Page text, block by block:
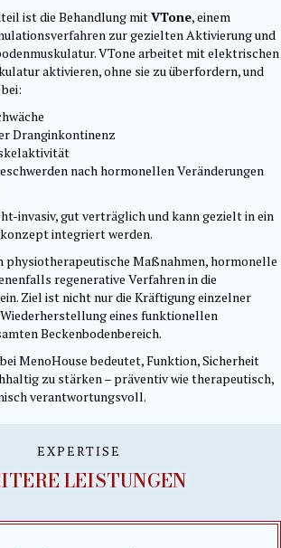
ist die Behandlung mitVTone, einem
zur gezielten Aktivierung und
VTone arbeitet mit elektrischen
aktivieren, ohne sie zu überfordern, und
Dranginkontinenz
nach hormonellen Veränderungen
invasiv, gut verträglich und kann gezielt in ein
integriert werden.
physiotherapeutische Maßnahmen, hormonelle
regenerative Verfahren in die
Ziel ist nicht nur die Kräftigung einzelner
eines funktionellen
Beckenbodenbereich.
MenoHouse bedeutet, Funktion, Sicherheit
zu stärken – präventiv wie therapeutisch,
verantwortungsvoll.
EXPERTISE
LEISTUNGEN